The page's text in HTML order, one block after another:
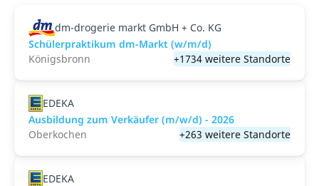
dm-drogerie markt GmbH + Co. KG
Schülerpraktikum dm-Markt (w/m/d)
Königsbronn
+1734 weitere Standorte
EDEKA
Ausbildung zum Verkäufer (m/w/d) - 2026
Oberkochen
+263 weitere Standorte
EDEKA